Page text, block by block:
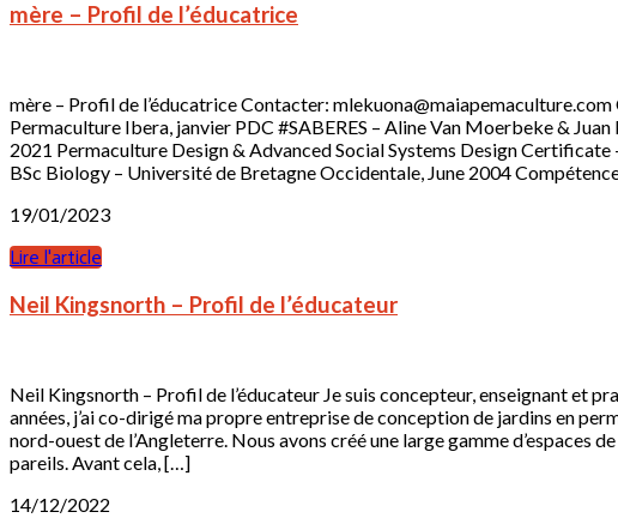
mère – Profil de l’éducatrice
mère – Profil de l’éducatrice Contacter:
Permaculture Ibera, janvier PDC #SABERES – Aline Van Moerbeke &
2021 Permaculture Design & Advanced Social Systems Design
BSc Biology – Université de Bretagne Occidentale, June 2004
19/01/2023
Lire l'article
Neil Kingsnorth – Profil de l’éducateur
Neil Kingsnorth – Profil de l’éducateur Je suis concepteur, enseignant et
années, j’ai co-dirigé ma propre entreprise de conception de jardins en
nord-ouest de l’Angleterre. Nous avons créé une large gamme d’espaces
pareils. Avant cela, […]
14/12/2022